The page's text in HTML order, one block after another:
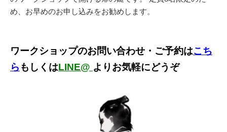
め、お早めのお申し込みをお勧めします。
ワークショップのお問い合わせ・ご予約はこち
ら もしくはLINE@ よりお気軽にどうぞ